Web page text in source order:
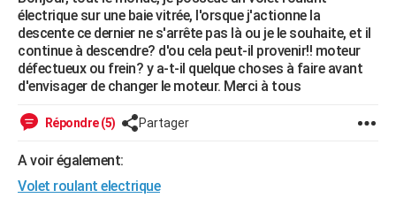
Essais
Réserver un essai
Citadines
Berlines
SUV
Forum auto
+HIGH-TECH
Mobiles
Meilleur smartphone
Internet
Ordinateurs
Jeux vidéo
Guide high-tech
+BRICOLAGE
Forum
Aménagement intérieur
Extérieur
Cuisine
Salle de bains
Jardinage
Rangement
WEEK-END
Guides de France
Escapades
Patrimoine
Expositions
Musées
Week-end nature
LIFESTYLE
SANTE
Alimentation
Guide de la santé
Maladies
Médicaments
Sommeil
VOYAGE
électrique sur une baie vitrée, l'orsque j'actionne la
descente ce dernier ne s'arrête pas là ou je le souhaite, et il
continue à descendre? d'ou cela peut-il provenir!! moteur
défectueux ou frein? y a-t-il quelque choses à faire avant
d'envisager de changer le moteur. Merci à tous
Répondre (5) Partager
A voir également:
Volet roulant electrique